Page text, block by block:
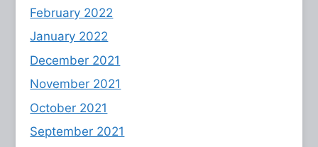
February 2022
January 2022
December 2021
November 2021
October 2021
September 2021